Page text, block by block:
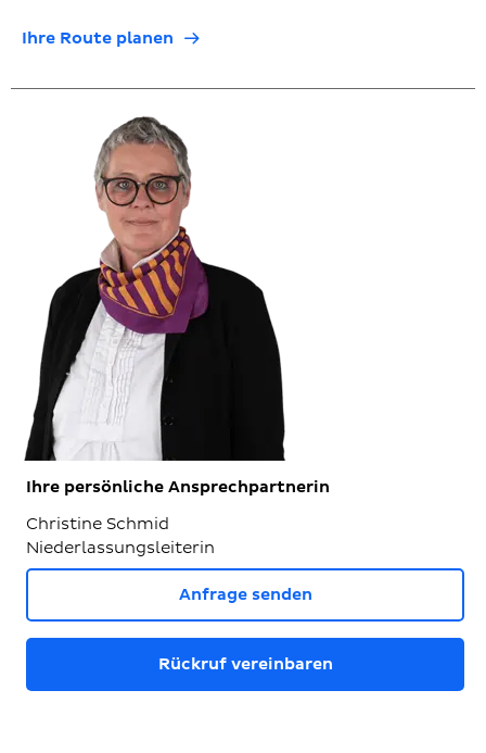
Ihre Route planen
Ihre persönliche Ansprechpartnerin
Christine Schmid
Niederlassungsleiterin
Anfrage senden
Rückruf vereinbaren